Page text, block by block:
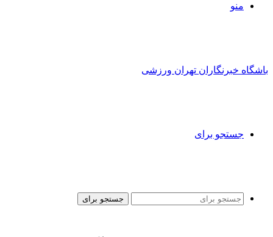
منو
باشگاه خبرنگاران تهران ورزشی
جستجو برای
جستجو برای